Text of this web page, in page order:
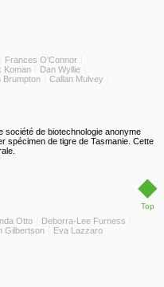
Frances O'Connor
Koman
Dan Wyllie
Brumpton
Callan Mulvey
société de biotechnologie anonyme
spécimen de tigre de Tasmanie. Cette
◆
Top
Otto
Deborra-Lee Furness
Gilbertson
Eva Lazzaro